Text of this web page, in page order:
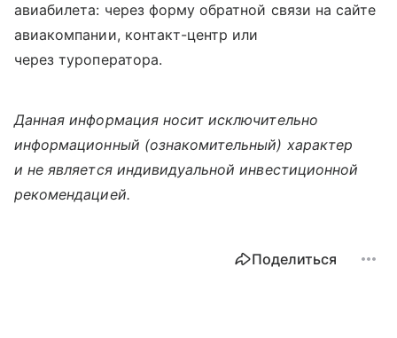
авиабилета: через форму обратной связи на сайте
авиакомпании, контакт-центр или
через туроператора.
Данная информация носит исключительно
информационный (ознакомительный) характер
и не является индивидуальной инвестиционной
рекомендацией.
Поделиться